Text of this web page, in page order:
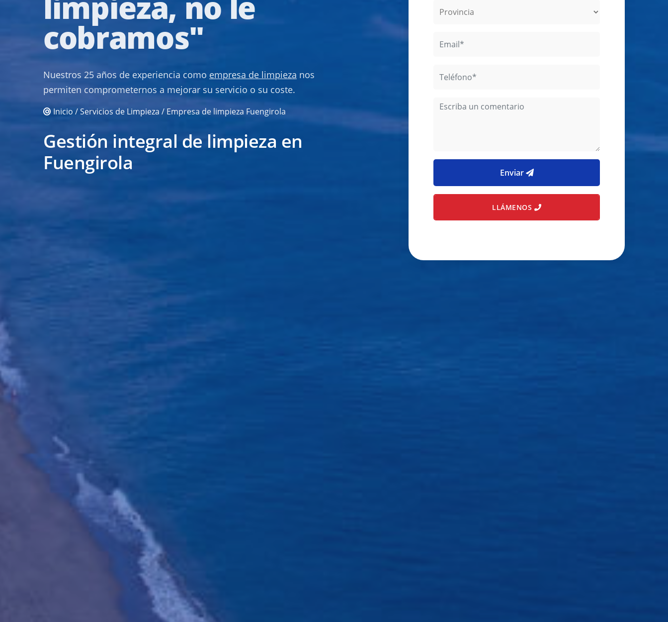
cobramos"
Nuestros 25 años de experiencia como empresa de limpieza nos
permiten comprometernos a mejorar su servicio o su coste.
Inicio /Servicios de Limpieza / Empresa de limpieza Fuengirola
Gestión integral de limpieza en
Fuengirola
Enviar
LLÁMENOS